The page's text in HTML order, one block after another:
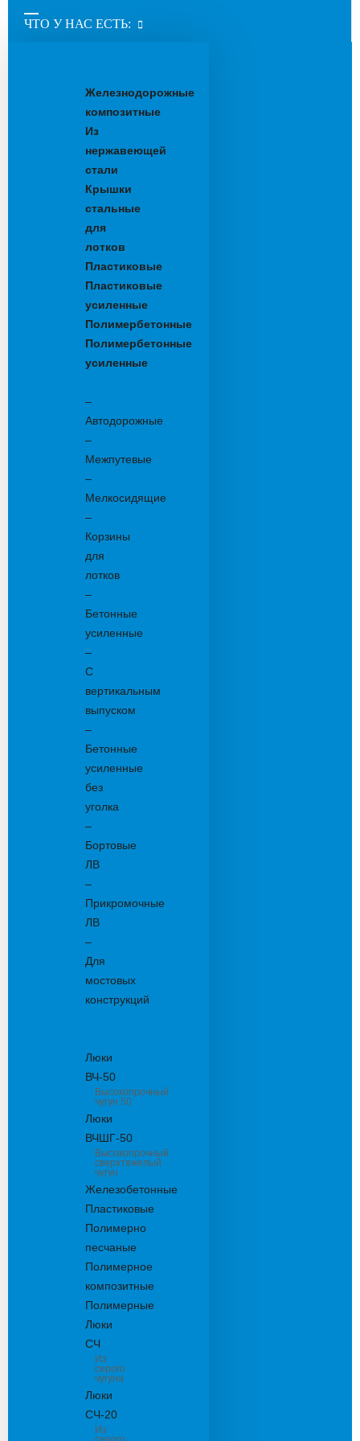
ЧТО У НАС ЕСТЬ:
Железнодорожные
композитные
Из
нержавеющей
стали
Крышки
стальные
для
лотков
Пластиковые
Пластиковые
усиленные
Полимербетонные
Полимербетонные
усиленные
–
Автодорожные
–
Межпутевые
–
Мелкосидящие
–
Корзины
для
лотков
–
Бетонные
усиленные
–
С
вертикальным
выпуском
–
Бетонные
усиленные
без
уголка
–
Бортовые
ЛВ
–
Прикромочные
ЛВ
–
Для
мостовых
конструкций
Люки
ВЧ-50
Высокопрочный
чугун 50
Люки
ВЧШГ-50
Высокопрочный
сверхтяжелый
чугун
Железобетонные
Пластиковые
Полимерно
песчаные
Полимерное
композитные
Полимерные
Люки
СЧ
Из
серого
чугуна
Люки
СЧ-20
Из